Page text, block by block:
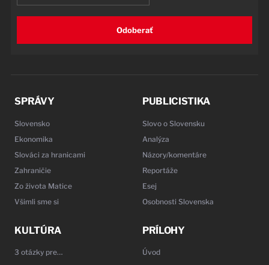
Odoberať
SPRÁVY
Slovensko
Ekonomika
Slováci za hranicami
Zahraničie
Zo života Matice
Všimli sme si
PUBLICISTIKA
Slovo o Slovensku
Analýza
Názory/komentáre
Reportáže
Esej
Osobnosti Slovenska
KULTÚRA
3 otázky pre…
PRÍLOHY
Úvod